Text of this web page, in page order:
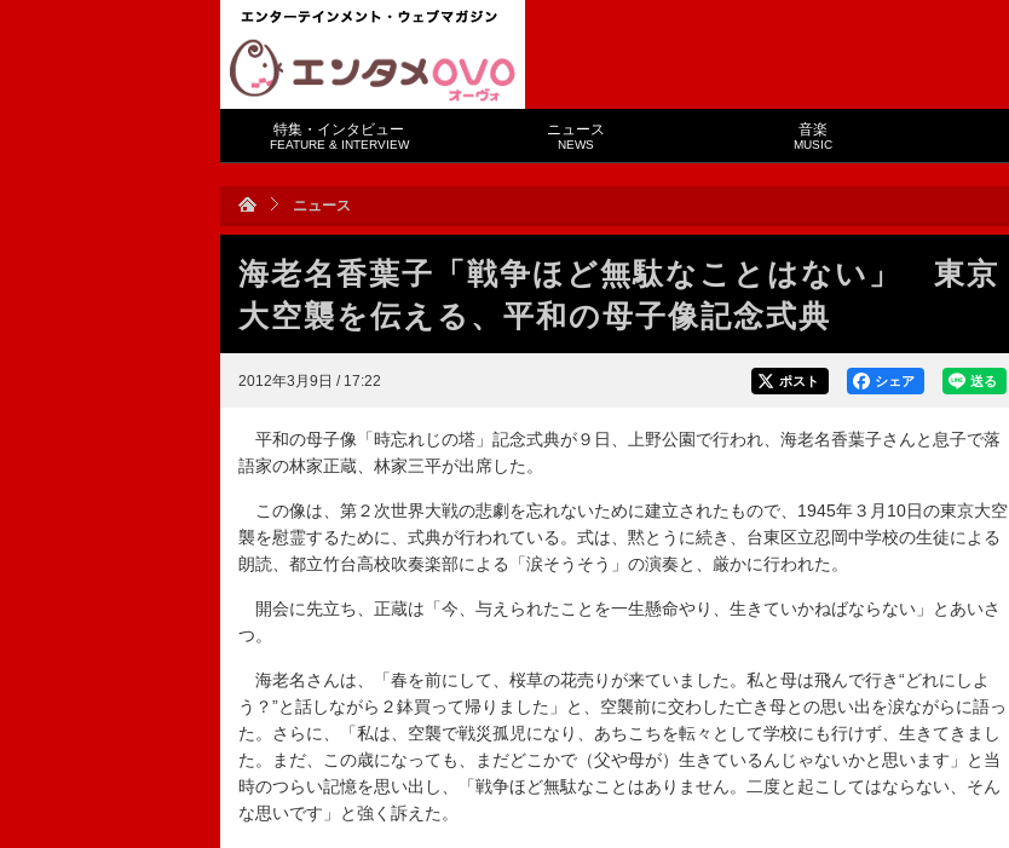
特集・インタビュー
FEATURE & INTERVIEW
ニュース
NEWS
音楽
MUSIC
ニュース
海老名香葉子「戦争ほど無駄なことはない」 東京
大空襲を伝える、平和の母子像記念式典
2012年3月9日 / 17:22 送る
シェア
ポスト
平和の母子像「時忘れじの塔」記念式典が９日、上野公園で行われ、海老名香葉子さんと息子で落
語家の林家正蔵、林家三平が出席した。
この像は、第２次世界大戦の悲劇を忘れないために建立されたもので、1945年３月10日の東京大空
襲を慰霊するために、式典が行われている。式は、黙とうに続き、台東区立忍岡中学校の生徒による
朗読、都立竹台高校吹奏楽部による「涙そうそう」の演奏と、厳かに行われた。
開会に先立ち、正蔵は「今、与えられたことを一生懸命やり、生きていかねばならない」とあいさ
つ。
海老名さんは、「春を前にして、桜草の花売りが来ていました。私と母は飛んで行き“どれにしよ
う？”と話しながら２鉢買って帰りました」と、空襲前に交わした亡き母との思い出を涙ながらに語っ
た。さらに、「私は、空襲で戦災孤児になり、あちこちを転々として学校にも行けず、生きてきまし
た。まだ、この歳になっても、まだどこかで（父や母が）生きているんじゃないかと思います」と当
時のつらい記憶を思い出し、「戦争ほど無駄なことはありません。二度と起こしてはならない、そん
な思いです」と強く訴えた。